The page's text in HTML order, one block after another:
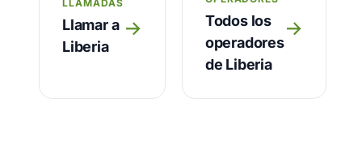
LLAMADAS
Llamar a
Liberia
→
Todos los
operadores
de Liberia
→